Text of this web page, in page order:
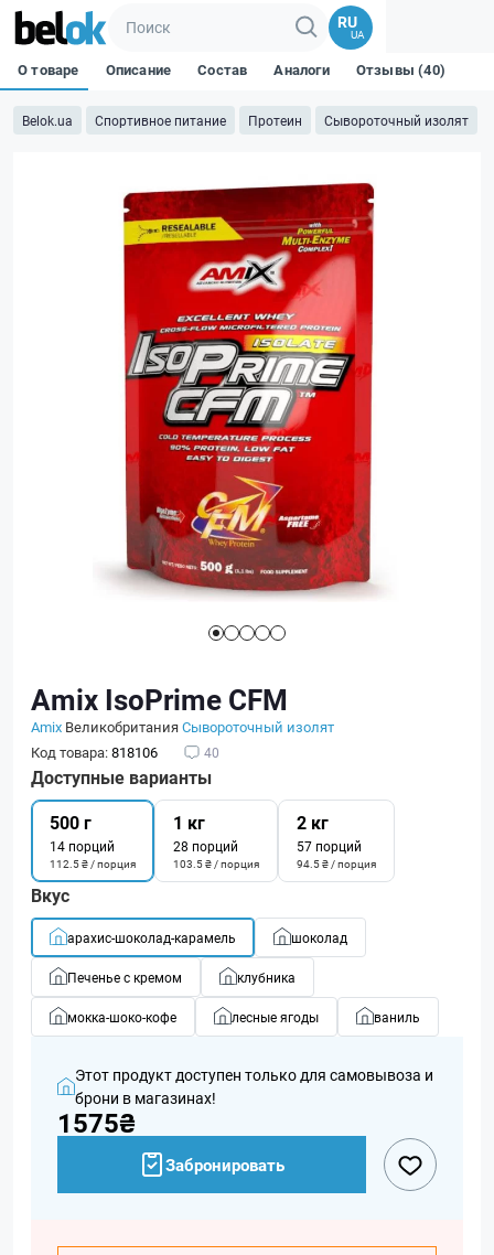
RU
UA
Belok.ua Спортивное питание Протеин Сывороточный изолят
О товаре Описание Состав Аналоги Отзывы (40)
Amix IsoPrime CFM
Amix ВеликобританияСывороточный изолят
Код товара:818106 40
Доступные варианты
500 г
14 порций
112.5 ₴ / порция
1 кг
28 порций
103.5 ₴ / порция
2 кг
57 порций
94.5 ₴ / порция
Вкус
арахис-шоколад-карамель шоколад
Печенье с кремом клубника
мокка-шоко-кофе лесные ягоды ваниль
Этот продукт доступен только для самовывоза и
брони в магазинах!
1575₴
Забронировать